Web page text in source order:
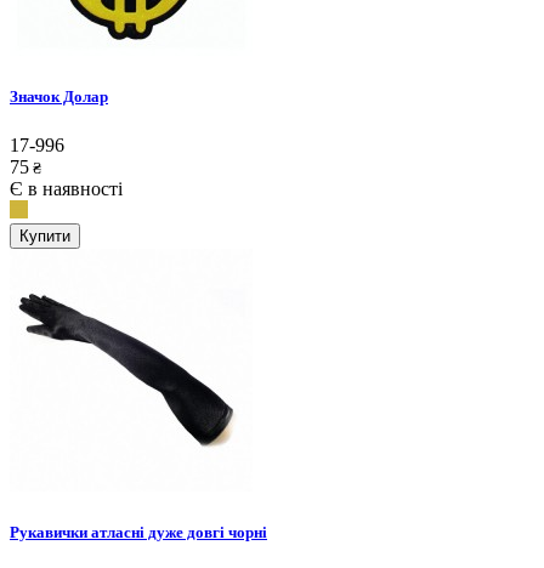
Значок Долар
17-996
75 ₴
Є в наявності
Купити
Рукавички атласні дуже довгі чорні